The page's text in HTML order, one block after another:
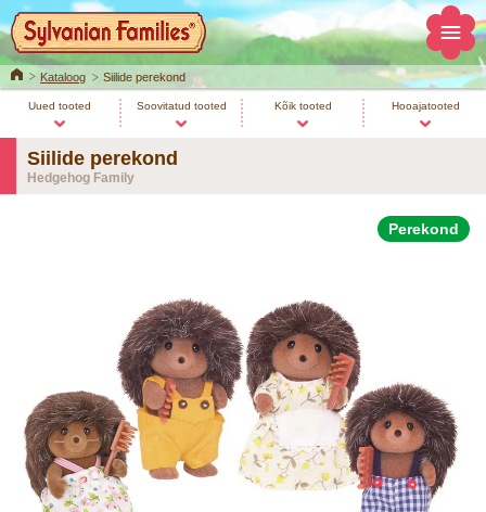
HomeKataloog Siilide perekond
Uued tooted Soovitatud tooted Kõik tooted Hooajatooted
Siilide perekond
Hedgehog Family
Perekond